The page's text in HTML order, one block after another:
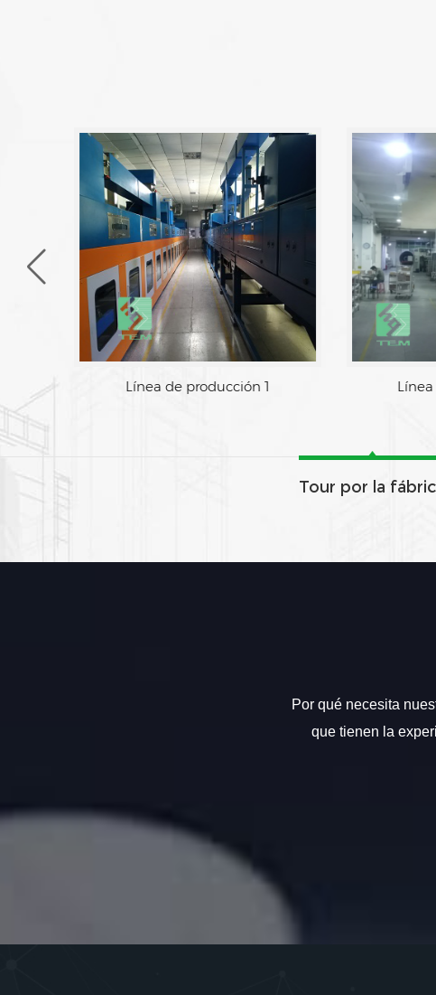
Línea de producción 1
Tour por la
Por qué necesita
que tienen la